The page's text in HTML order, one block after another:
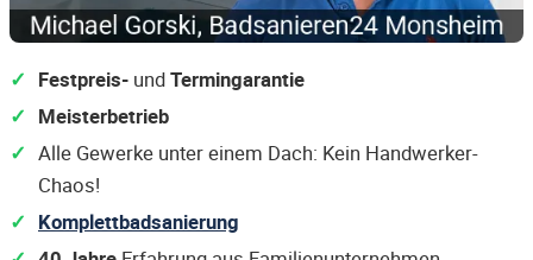
Festpreis- undTermingarantie
Meisterbetrieb
Alle Gewerke unter einem Dach: Kein Handwerker-
Chaos!
Komplettbadsanierung